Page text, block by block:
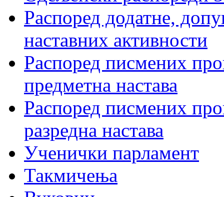
Распоред додатне,
наставних активности
Распоред писмених
предметна настава
Распоред писмених
разредна настава
Ученички парламент
Такмичења